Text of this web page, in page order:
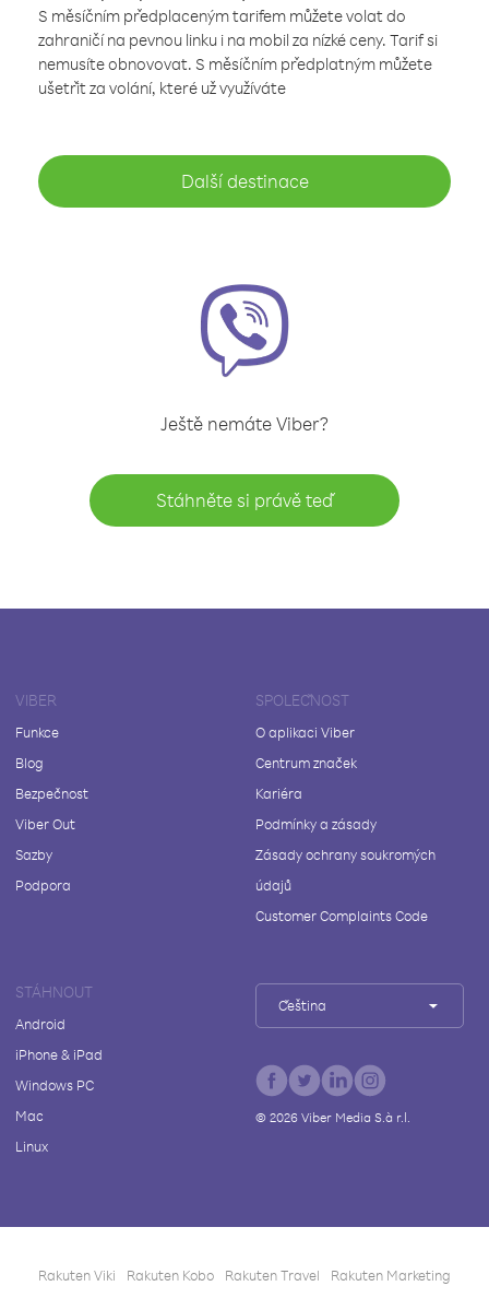
S měsíčním předplaceným tarifem můžete volat do
zahraničí na pevnou linku i na mobil za nízké ceny. Tarif si
nemusíte obnovovat. S měsíčním předplatným můžete
ušetřit za volání, které už využíváte
Další destinace
Ještě nemáte Viber?
Stáhněte si právě teď
VIBER
Funkce
Blog
Bezpečnost
Viber Out
Sazby
Podpora
SPOLEČNOST
O aplikaci Viber
Centrum značek
Kariéra
Podmínky a zásady
Zásady ochrany soukromých
údajů
Customer Complaints Code
STÁHNOUT
Android
iPhone & iPad
Windows PC
Mac
Linux
Čeština
© 2026Viber Media S.à r.l.
Rakuten Viki Rakuten Kobo Rakuten Travel Rakuten Marketing